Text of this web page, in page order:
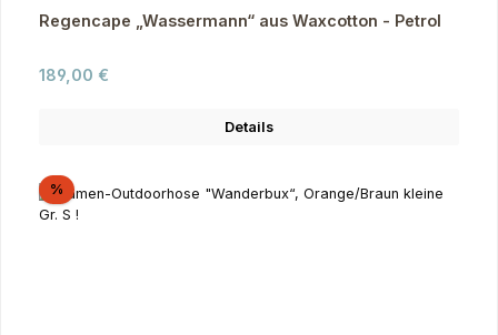
Regencape „Wassermann“ aus Waxcotton - Petrol
Regulärer Preis:
189,00 €
Details
%Rabatt